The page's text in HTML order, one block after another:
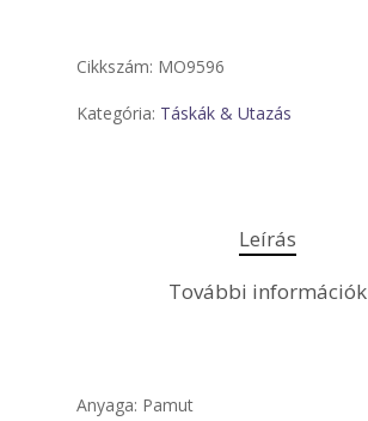
Cikkszám: MO9596
Kategória: Táskák & Utazás
Leírás
További információk
Anyaga: Pamut